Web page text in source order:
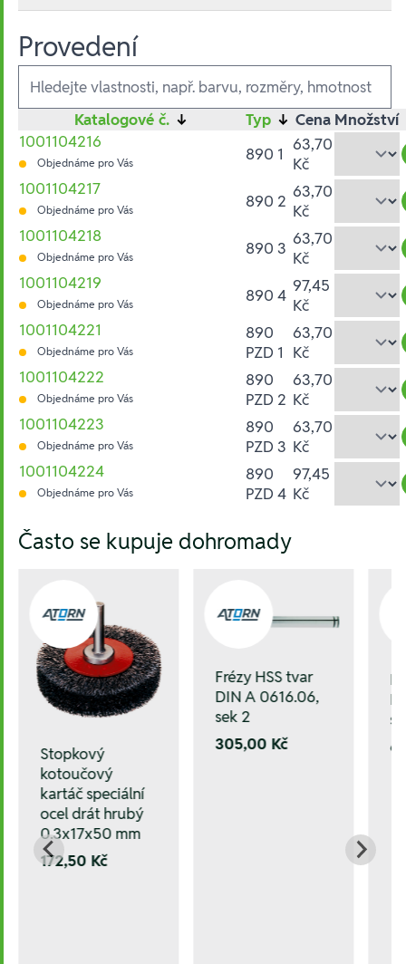
Provedení
Ausführungen
Katalogové č. ↓ Typ ↓ Cena Množství
1001104216
Objednáme pro Vás 890 1 63,70
Kč
1001104217
Objednáme pro Vás 890 2 63,70
Kč
1001104218
Objednáme pro Vás 890 3 63,70
Kč
1001104219
Objednáme pro Vás 890 4 97,45
Kč
1001104221
Objednáme pro Vás
890
PZD 1
63,70
Kč
1001104222
Objednáme pro Vás
890
PZD 2
63,70
Kč
1001104223
Objednáme pro Vás
890
PZD 3
63,70
Kč
1001104224
Objednáme pro Vás
890
PZD 4
97,45
Kč
Často se kupuje dohromady
Stopkový
kotoučový
kartáč speciální
ocel drát hrubý
0.3x17x50 mm
172,50 Kč
Frézy HSS tvar
DIN A 0616.06,
sek 2
305,00 Kč